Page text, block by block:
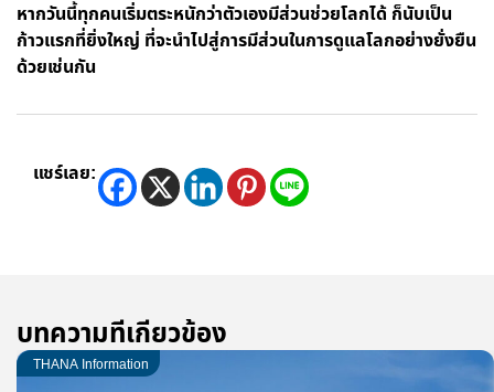
หากวันนี้ทุกคนเริ่มตระหนักว่าตัวเองมีส่วนช่วยโลกได้ ก็นับเป็น
ก้าวแรกที่ยิ่งใหญ่ ที่จะนำไปสู่การมีส่วนในการดูแลโลกอย่างยั่งยืน
ด้วยเช่นกัน
แชร์เลย:
บทความที่เกี่ยวข้อง
THANA Information